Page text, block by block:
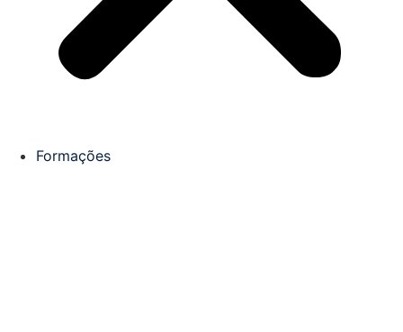
Formações